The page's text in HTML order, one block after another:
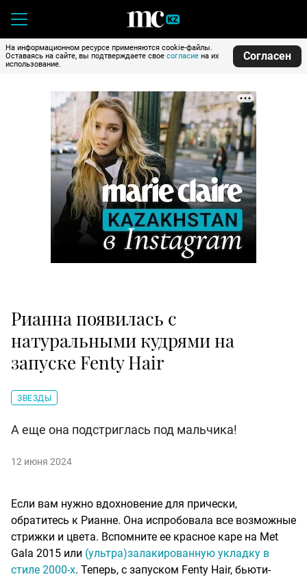
На информационном ресурсе применяются cookie-файлы.
Оставаясь на сайте, вы подтверждаете свое согласие на их
использование.
Согласен
Рианна появилась с
натуральными кудрями на
запуске Fenty Hair
ЗВЕЗДЫ
А еще она подстриглась под мальчика!
12 июня 2024
Если вам нужно вдохновение для прически,
обратитесь к Рианне. Она испробовала все возможные
стрижки и цвета. Вспомните ее красное каре на Met
Gala 2015 или (ультра)залакированную укладку в
стиле 2000-х. Теперь, с запуском Fenty Hair, бьюти-